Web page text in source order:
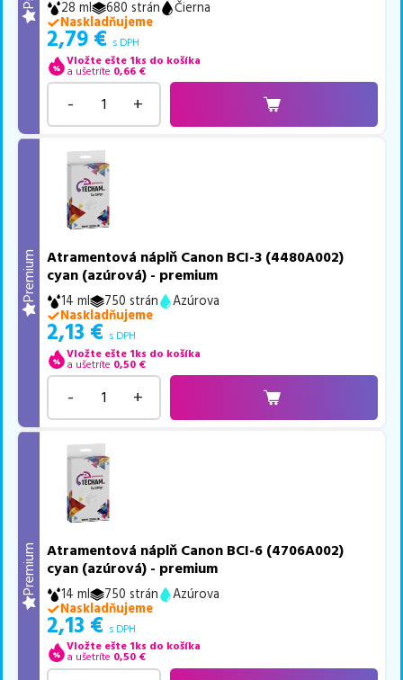
28 ml 680 strán
Čierna
Naskladňujeme
2,79 € s DPH
Vložte ešte 1ks do košíka
a ušetríte 0,66 €
- +
Premium
Atramentová náplň Canon BCI-3 (4480A002)
cyan (azúrová) - premium
14 ml 750 strán
Azúrova
Naskladňujeme
2,13 € s DPH
Vložte ešte 1ks do košíka
a ušetríte 0,50 €
- +
Premium
Atramentová náplň Canon BCI-6 (4706A002)
cyan (azúrová) - premium
14 ml 750 strán
Azúrova
Naskladňujeme
2,13 € s DPH
Vložte ešte 1ks do košíka
a ušetríte 0,50 €